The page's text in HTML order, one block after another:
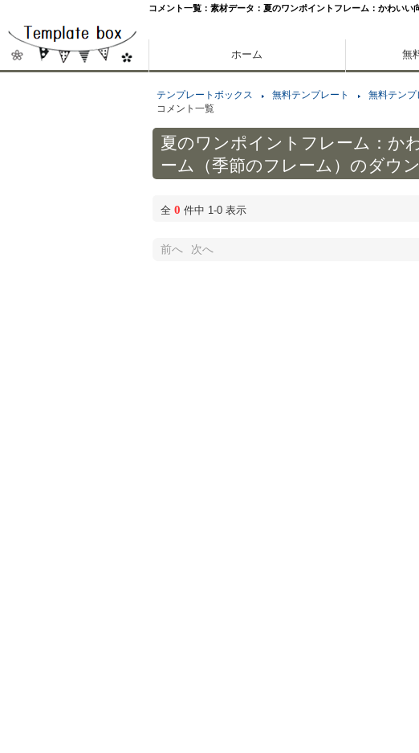
コメント一覧：素材データ：夏のワンポイントフレーム：かわいい
ホーム 無
テンプレートボックス 無料テンプレート 無料テン
コメント一覧
夏のワンポイントフレーム：か
ーム（季節のフレーム）のダウ
全 0 件中 1-0 表示
前へ 次へ